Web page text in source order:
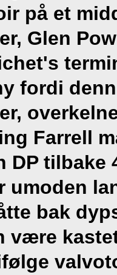
på et
Glen
fordi
Farrell
DP tilbake
umoden
bak
være